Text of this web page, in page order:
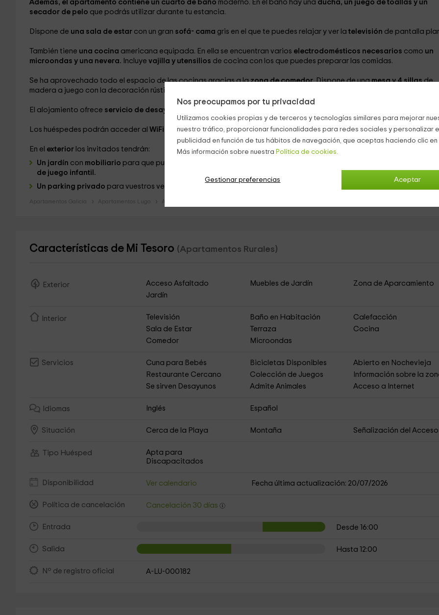
Nos preocupamos por tu privacidad
Utilizamos cookies propias y de terceros y tecnologías similares para mejorar
nuestro tráfico, proporcionar funcionalidades para redes sociales y personalizar
publicidad en función de tus hábitos de navegación, que aceptas haciendo clic
Más información sobre nuestra Política de cookies.
Aceptar
Gestionar preferencias
Además, el apartamento contiene un cuarto de baño moderno. En el baño hay una ducha, un juego de toallas y un
secador de pelo que podrás utilizar durante tu estancia.
Dispone de una sala de estar con un gran sofá- cama gris en el que te puedes relajar y ver la televisión de pantalla
También tiene una cocina americana equipada. En ella se encuentran varios electrodomésticos necesarios como un
microondas y una nevera. Incluye vajilla y utensilios de cocina con los que puedes preparar las comidas.
Se ha aprovechado todo el espacio de las cocinas gracias a lazona de comedor.Dispone de unamesa y 4 sillasde
madera a juego con la decoración rústica de todo el alojamiento.
El alojamiento ofrece servicio de desayuno
Los huéspedes podrán acceder al WiFi gratuitodesde todos los apartamentos.
En el exteriorlos invitados tendrán:
Un jardín con mobiliario para que puedas desayunar con vistas preciosas del paisaje. En una zona del jardín hay un
de juego infantil.
Un parking privado para vuestros vehículos.
Apartamentos Galicia Apartamentos Lugo Apartamentos Galdo
Características de Mi Tesoro (Apartamentos Rurales)
Exterior Acceso Asfaltado Muebles de Jardín
Zona de Aparcamiento
Jardín
Interior Televisión Baño en Habitación
Calefacción
Sala de Estar
Terraza
Cocina
Comedor
Microondas
Servicios Cuna para Bebés Bicicletas Disponibles
Abierto en Nochevieja
Restaurante Cercano
Colección de Juegos
Información sobre la
Se sirven Desayunos
Admite Animales Acceso a Internet
Idiomas Inglés Español
Situación Cerca de la Playa Montaña Señalización del Acceso
Tipo Huésped
Apta para
Discapacitados
Disponibilidad Ver calendario Fecha última actualización: 20/07/2026
Política de cancelación Cancelación 30 días
Entrada Desde 16:00
Salida Hasta 12:00
Nº de registro oficial A-LU-000182